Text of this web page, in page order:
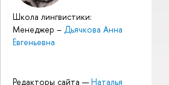
Школа лингвистики:
Менеджер – Дьячкова Анна
Евгеньевна
Редакторы сайта —Наталья